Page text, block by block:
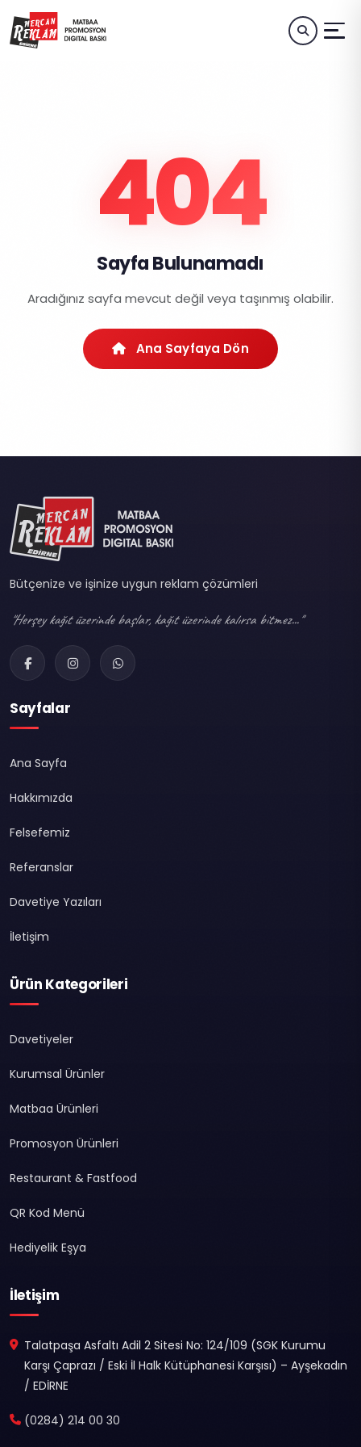
404
Sayfa Bulunamadı
Aradığınız sayfa mevcut değil veya taşınmış olabilir.
Ana Sayfaya Dön
Bütçenize ve işinize uygun reklam çözümleri
"Herşey kağıt üzerinde başlar, kağıt üzerinde kalırsa bitmez..."
Sayfalar
Ana Sayfa
Hakkımızda
Felsefemiz
Referanslar
Davetiye Yazıları
İletişim
Ürün Kategorileri
Davetiyeler
Kurumsal Ürünler
Matbaa Ürünleri
Promosyon Ürünleri
Restaurant & Fastfood
QR Kod Menü
Hediyelik Eşya
İletişim
Talatpaşa Asfaltı Adil 2 Sitesi No: 124/109 (SGK Kurumu
Karşı Çaprazı / Eski İl Halk Kütüphanesi Karşısı) – Ayşekadın
/ EDİRNE
(0284) 214 00 30